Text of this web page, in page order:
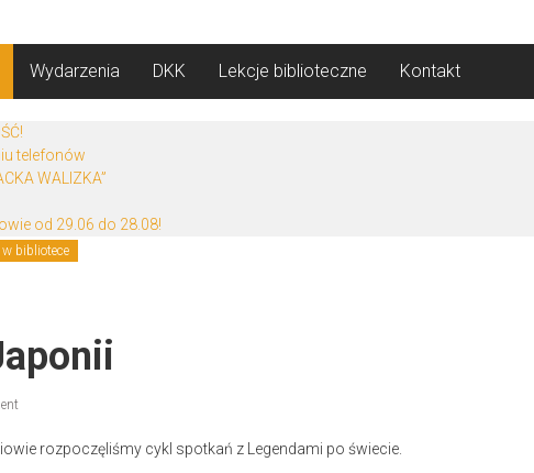
Wydarzenia DKK Lekcje biblioteczne Kontakt
telefonów
WALIZKA”
od 29.06 do 28.08!
bibliotece
rozpoczęliśmy cykl spotkań z Legendami po świecie.